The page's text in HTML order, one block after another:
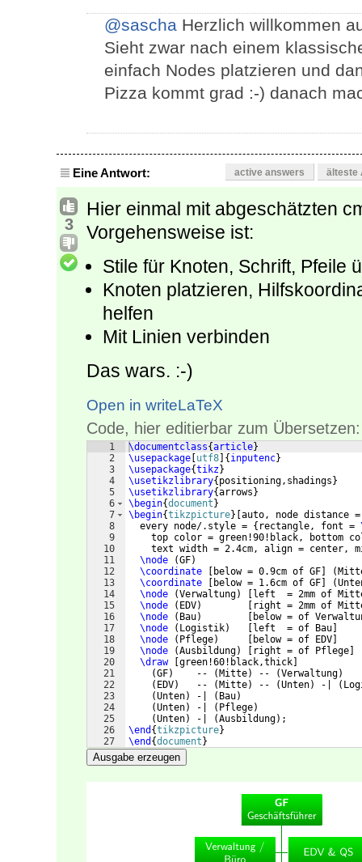
@sascha Herzlich willkommen
Sieht zwar nach einem
einfach Nodes platzieren und
Pizza kommt grad :-) danach
Eine Antwort: active answers älteste
3
Hier einmal mit abgeschätzten
Vorgehensweise ist:
Stile für Knoten, Schrift, Pfeile
Knoten platzieren,
helfen
Mit Linien verbinden
Das wars. :-)
Open in writeLaTeX
Code, hier editierbar zum Übersetzen:
1
2
3
4
5
6
7
8
9
10
11
12
13
14
15
16
17
18
19
20
21
22
23
24
25
26
27
\documentclass{article}
\usepackage utf8 { inputenc}
\usepackage{tikz}
\usetikzlibrary{ positioning,shadings }
\usetikzlibrary{arrows }
\begin{document }
\begin{tikzpicture} auto, node distance
  every node/.style =
{ rectangle, font =
top color = green!90!black, bottom
text width = 2.4cm, align = center,
\node
(GF)
\coordinate
below = 0.9cm of GF (
\coordinate
below = 1.6cm of GF (
\node
(Verwaltung)
left  = 2mm of
\node
( EDV)
right = 2mm of
\node
( Bau)
below = of
\node
( Logistik) left  = of Bau
\node
( Pflege) below = of EDV
\node
(Ausbildung) right = of Pflege
\draw
green!60!black,thick
(GF)
    --
( Mitte) -- (Verwaltung)
( EDV)
   --
( Mitte) -- (Unten) -| (
(Unten) -| ( Bau)
(Unten) -| ( Pflege)
(Unten) -| (Ausbildung) ;
\end {tikzpicture}
\end {document }
Ausgabe erzeugen